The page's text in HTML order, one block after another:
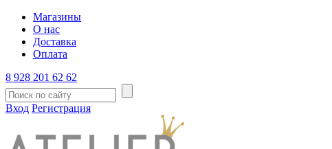
Магазины
О нас
Доставка
Оплата
8 928 201 62 62
Вход Регистрация